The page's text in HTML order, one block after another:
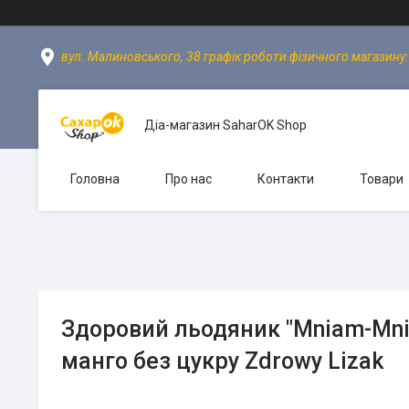
вул. Малиновського, 38 графік роботи фізичного
Діа-магазин SaharOK Shop
Головна Про нас Контакти Товари
Здоровий льодяник "Mniam-
манго без цукру Zdrowy Lizak